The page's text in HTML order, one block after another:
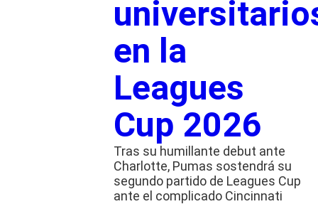
en la
Leagues
Cup 2026
Tras su humillante debut ante
Charlotte, Pumas sostendrá su
segundo partido de Leagues Cup
ante el complicado Cincinnati